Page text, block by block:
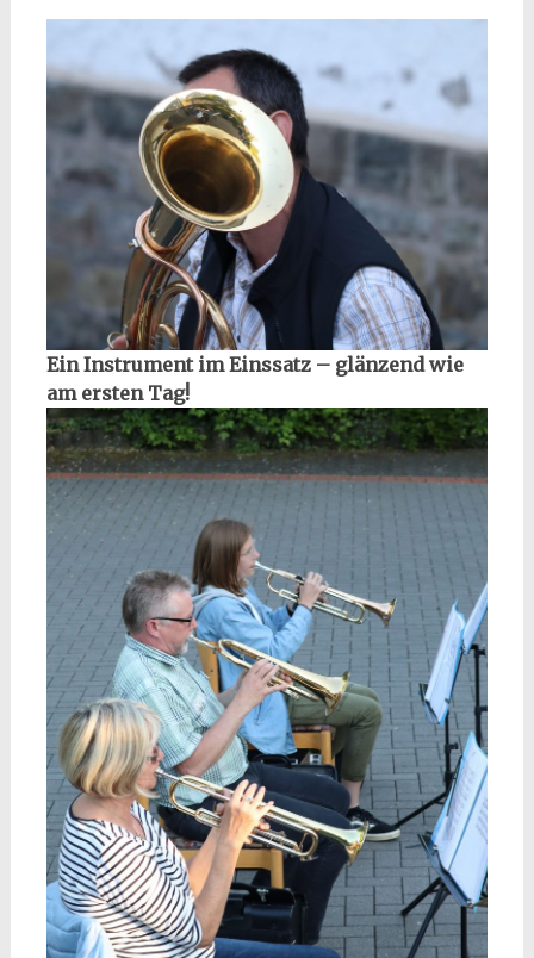
Ein Instrument im Einssatz – glänzend wie
am ersten Tag!